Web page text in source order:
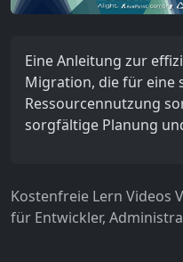
Eine Anleitung zur
Migration, die für eine
Ressourcennutzung
sorgfältige Planung
Kostenfreie Lern Videos
für Entwickler,